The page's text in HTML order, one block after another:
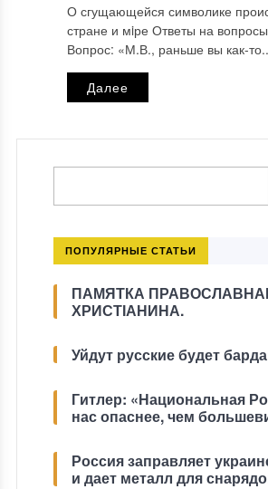
О сгущающейся символике
стране и мiре Ответы на
Вопрос: «М.В., раньше вы как-
Далее
ПОПУЛЯРНЫЕ СТАТЬИ
ПАМЯТКА
ХРИСТІАНИНА.
Уйдут русские будет
Гитлер: «Национальная
нас опаснее, чем
Россия заправляет
и дает металл для